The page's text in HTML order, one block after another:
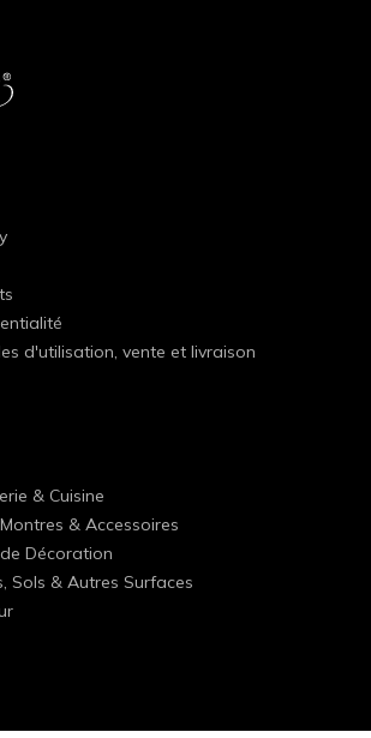
d'utilisation, vente et livraison
& Cuisine
& Accessoires
Décoration
Sols & Autres Surfaces